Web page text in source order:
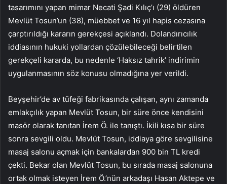
tasarımını yapan mimar Necati Şadi Kılıç’ı (29) öldüren
Mevlüt Tosun’un (38), müebbet ve 16 yıl hapis cezasına
çarptırıldığı kararın gerekçesi açıklandı. Dolandırıcılık
iddiasının hukuki yollardan çözülebileceği belirtilen
gerekçeli kararda, bu nedenle ‘Haksız tahrik’ indirimin
uygulanmasının söz konusu olmadığına yer verildi.
Beyşehir’de av tüfeği fabrikasında çalışan, aynı zamanda
emlakçılık yapan Mevlüt Tosun, bir süre önce kendisini
masör olarak tanıtan İrem Ö. ile tanıştı. İkili kısa bir süre
sonra sevgili oldu. Mevlüt Tosun, iddiaya göre sevgilisine
masaj salonu açmak için bankalardan 900 bin TL kredi
çekti. Bekar olan Mevlüt Tosun, bu sırada masaj salonuna
ortak olmak isteyen İrem Ö.’nün arkadaşı Hasan Aktepe ve